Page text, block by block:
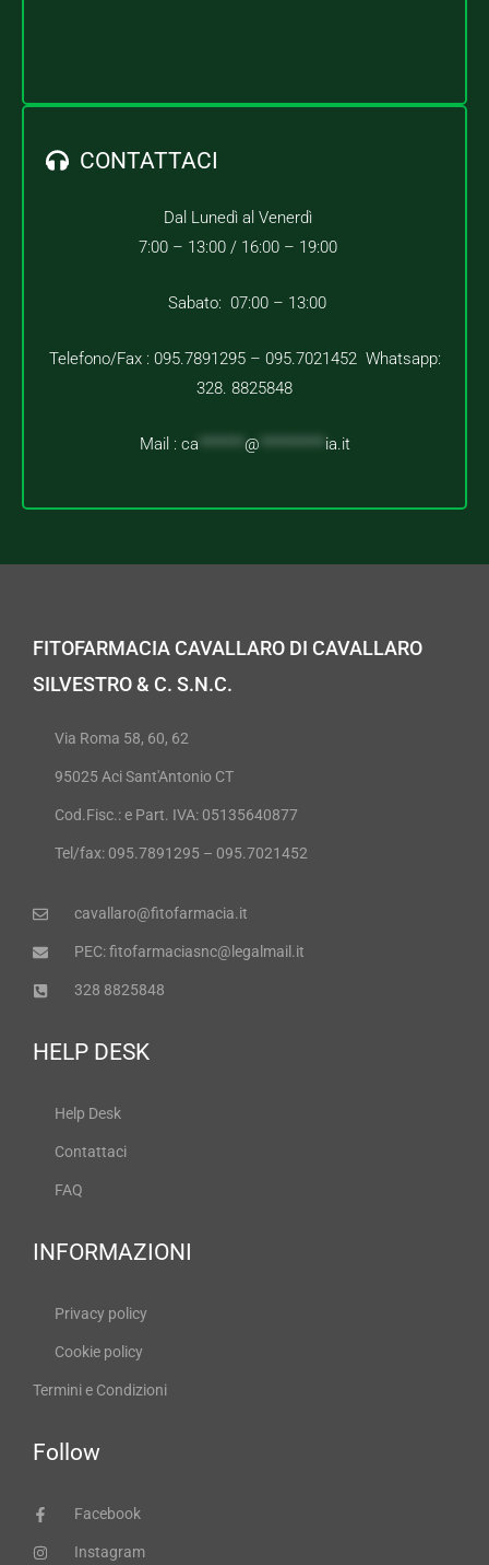
CONTATTACI
Dal Lunedì al Venerdì
7:00 – 13:00 / 16:00 – 19:00
Sabato: 07:00 – 13:00
Telefono/Fax : 095.7891295 – 095.7021452 Whatsapp:
328. 8825848
Mail : ca @ ia.it
FITOFARMACIA CAVALLARO DI CAVALLARO
SILVESTRO & C. S.N.C.
Via Roma 58, 60, 62
95025 Aci Sant'Antonio CT
Cod.Fisc.: e Part. IVA: 05135640877
Tel/fax: 095.7891295 – 095.7021452
cavallaro@fitofarmacia.it
PEC: fitofarmaciasnc@legalmail.it
328 8825848
HELP DESK
Help Desk
Contattaci
FAQ
INFORMAZIONI
Privacy policy
Cookie policy
Termini e Condizioni
Follow
Facebook
Instagram